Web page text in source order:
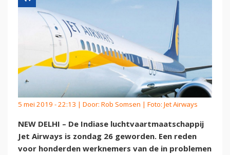
5 mei 2019 - 22:13 | Door: Rob Somsen | Foto: Jet Airways
NEW DELHI – De Indiase luchtvaartmaatschappij
Jet Airways is zondag 26 geworden. Een reden
voor honderden werknemers van de in problemen